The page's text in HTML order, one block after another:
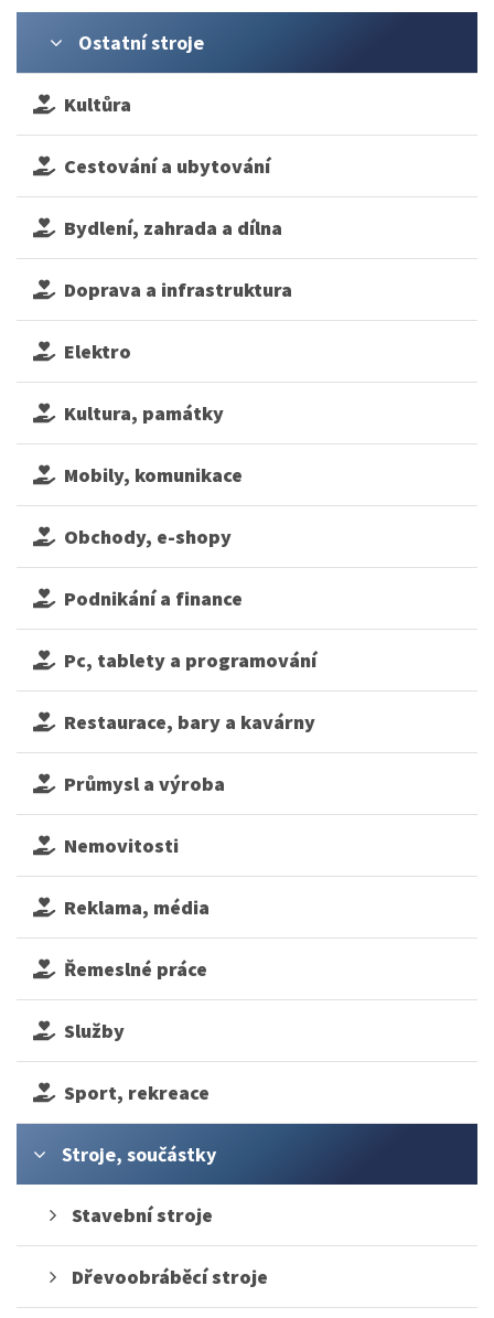
Ostatní stroje
Kultůra
Cestování a ubytování
Bydlení, zahrada a dílna
Doprava a infrastruktura
Elektro
Kultura, památky
Mobily, komunikace
Obchody, e-shopy
Podnikání a finance
Pc, tablety a programování
Restaurace, bary a kavárny
Průmysl a výroba
Nemovitosti
Reklama, média
Řemeslné práce
Služby
Sport, rekreace
Stroje, součástky
Stavební stroje
Dřevoobráběcí stroje